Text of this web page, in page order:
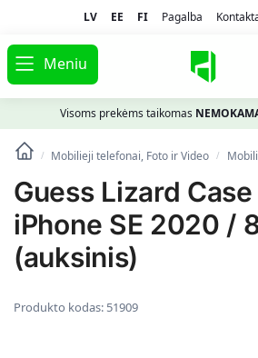
LV EE FI Pagalba
Meniu
Visoms prekėms taikomas
/ Mobilieji telefonai, Foto ir Video /
Guess Lizard
iPhone SE 2020 /
(auksinis)
Produkto kodas: 51909